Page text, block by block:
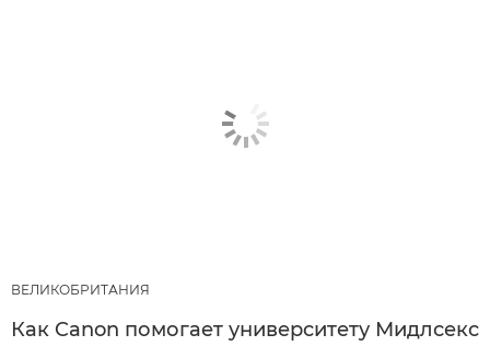
ВЕЛИКОБРИТАНИЯ
Как Canon помогает университету Мидлсекс